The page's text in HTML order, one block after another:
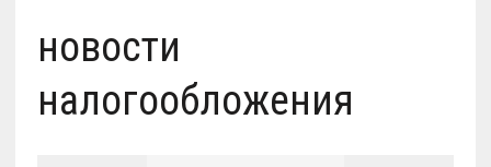
новости
налогообложения